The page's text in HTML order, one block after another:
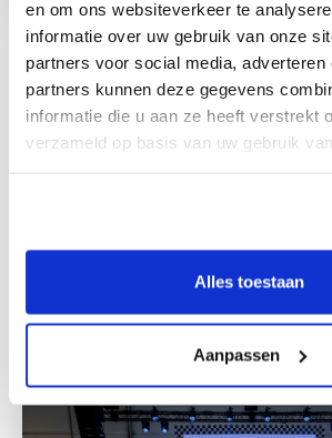
en om ons websiteverkeer te
informatie over uw gebruik van onze
partners voor social media, adverteren
partners kunnen deze gegevens
informatie die u aan ze heeft verstrekt
verzameld op basis van uw gebruik
Alles toestaan
Aanpassen